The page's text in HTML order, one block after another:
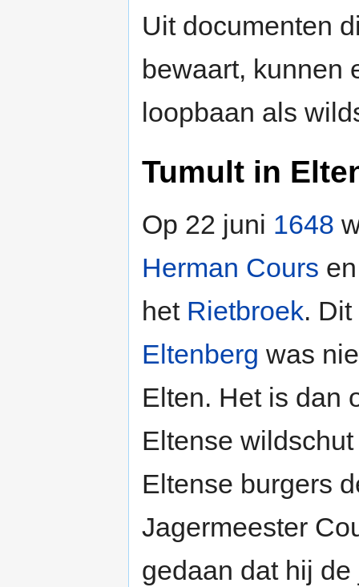
Uit documenten
bewaart, kunnen
loopbaan als
Tumult in
Op 22 juni 1648
Herman Cours
het Rietbroek.
Eltenberg was
Elten. Het is dan
Eltense
Eltense burgers
Jagermeester
gedaan dat hij